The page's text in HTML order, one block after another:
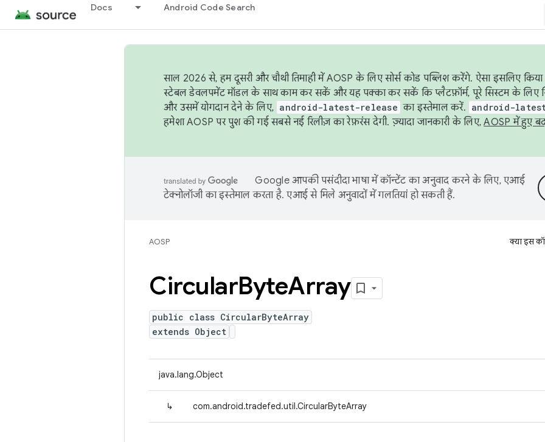
Docs Android Code Search
साल 2026 से, हम दूसरी और चौथी तिमाही में AOSP के लिए सोर्स कोड पब्लिश करेंगे. ऐसा इसलिए
स्टेबल डेवलपमेंट मॉडल के साथ काम कर सकें और यह पक्का कर सकें कि प्लैटफ़ॉर्म, पूरे सिस्टम के लिए
और उसमें योगदान देने के लिए, android-latest-release का इस्तेमाल करें. android-
हमेशा AOSP पर पुश की गई सबसे नई रिलीज़ का रेफ़रंस देगी. ज़्यादा जानकारी के लिए,AOSP में हुए
Google आपकी पसंदीदा भाषा में कॉन्टेंट का अनुवाद करने के लिए, एआई
टेक्नोलॉजी का इस्तेमाल करता है. एआई से मिले अनुवादों में गलतियां हो सकती हैं.
AOSP क्या इस
CircularByteArray
public class CircularByteArray
extends Object
java.lang.Object
↳ com.android.tradefed.util.CircularByteArray